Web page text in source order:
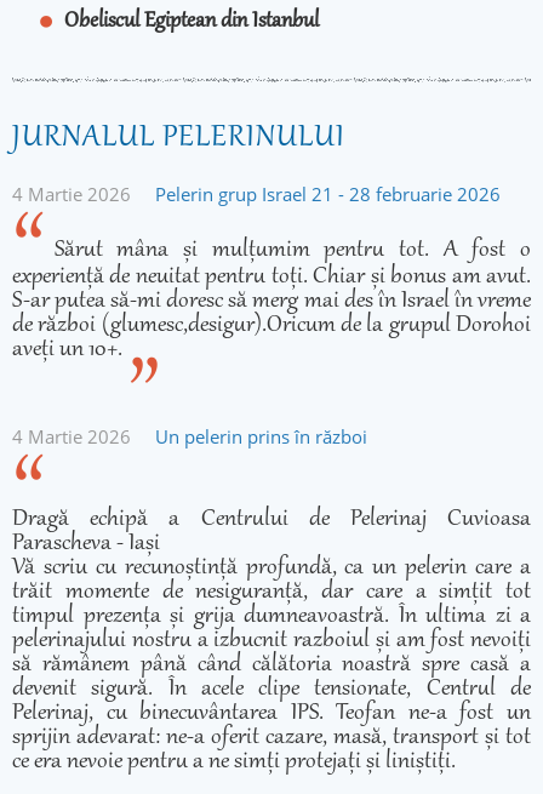
Obeliscul Egiptean din Istanbul
JURNALUL PELERINULUI
4 Martie 2026 Pelerin grup Israel 21 - 28 februarie 2026
Sărut mâna și mulțumim pentru tot. A fost o
experiență de neuitat pentru toți. Chiar și bonus am avut.
S-ar putea să-mi doresc să merg mai des în Israel în vreme
de război (glumesc,desigur).Oricum de la grupul Dorohoi
aveți un 10+.
4 Martie 2026 Un pelerin prins în război
Dragă echipă a Centrului de Pelerinaj Cuvioasa
Parascheva - Iași
Vă scriu cu recunoștință profundă, ca un pelerin care a
trăit momente de nesiguranță, dar care a simțit tot
timpul prezența și grija dumneavoastră. În ultima zi a
pelerinajului nostru a izbucnit razboiul și am fost nevoiți
să rămânem până când călătoria noastră spre casă a
devenit sigură. În acele clipe tensionate, Centrul de
Pelerinaj, cu binecuvântarea IPS. Teofan ne-a fost un
sprijin adevarat: ne-a oferit cazare, masă, transport și tot
ce era nevoie pentru a ne simți protejați și liniștiți.